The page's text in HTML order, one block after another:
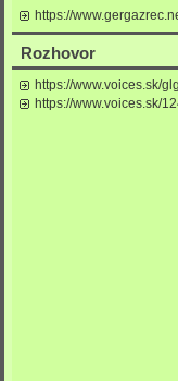
https://
Rozhovor
https://www.voices.sk/
https://www.voices.sk/